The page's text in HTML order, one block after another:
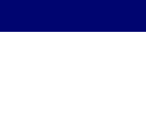
සයිබර් ආගමනය